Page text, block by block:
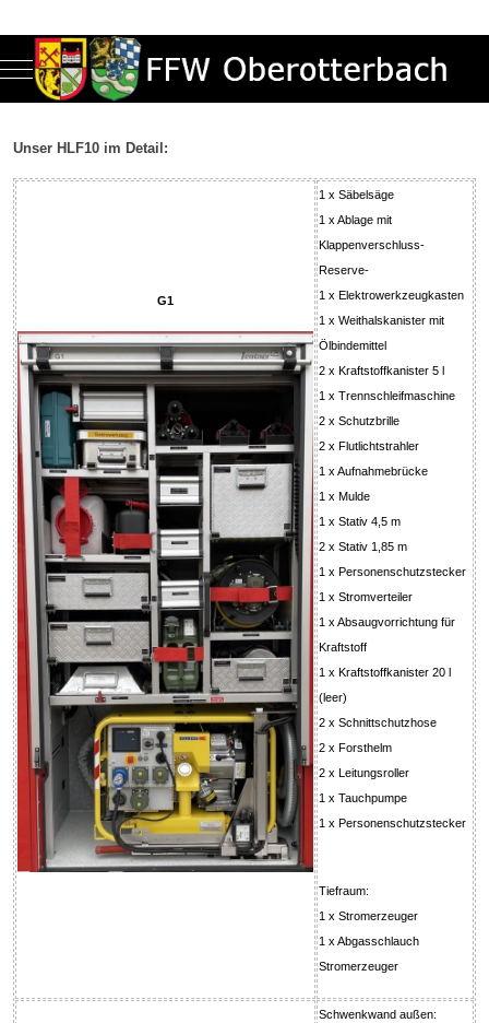
Mobile Menu Toggle
Unser HLF10 im Detail:
G1
1 x Säbelsäge
1 x Ablage mit
Klappenverschluss-
Reserve-
1 x Elektrowerkzeugkasten
1 x Weithalskanister mit
Ölbindemittel
2 x Kraftstoffkanister 5 l
1 x Trennschleifmaschine
2 x Schutzbrille
2 x Flutlichtstrahler
1 x Aufnahmebrücke
1 x Mulde
1 x Stativ 4,5 m
2 x Stativ 1,85 m
1 x Personenschutzstecker
1 x Stromverteiler
1 x Absaugvorrichtung für
Kraftstoff
1 x Kraftstoffkanister 20 l
(leer)
2 x Schnittschutzhose
2 x Forsthelm
2 x Leitungsroller
1 x Tauchpumpe
1 x Personenschutzstecker
Tiefraum:
1 x Stromerzeuger
1 x Abgasschlauch
Stromerzeuger
Schwenkwand außen: